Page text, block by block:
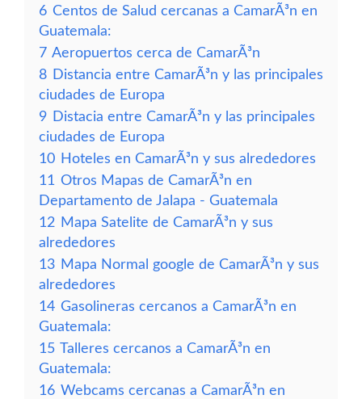
6 Centos de Salud cercanas a CamarÃ³n en
Guatemala:
7 Aeropuertos cerca de CamarÃ³n
8 Distancia entre CamarÃ³n y las principales
ciudades de Europa
9 Distacia entre CamarÃ³n y las principales
ciudades de Europa
10 Hoteles en CamarÃ³n y sus alrededores
11 Otros Mapas de CamarÃ³n en
Departamento de Jalapa - Guatemala
12 Mapa Satelite de CamarÃ³n y sus
alrededores
13 Mapa Normal google de CamarÃ³n y sus
alrededores
14 Gasolineras cercanos a CamarÃ³n en
Guatemala:
15 Talleres cercanos a CamarÃ³n en
Guatemala:
16 Webcams cercanas a CamarÃ³n en